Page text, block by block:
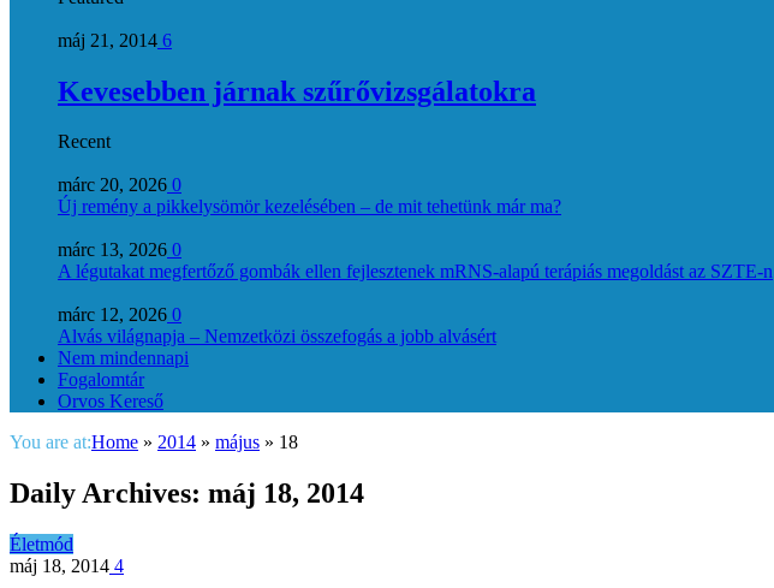
máj 21, 2014 6
Kevesebben járnak szűrővizsgálatokra
Recent
márc 20, 2026 0
Új remény a pikkelysömör kezelésében – de mit tehetünk már ma?
márc 13, 2026 0
A légutakat megfertőző gombák ellen fejlesztenek mRNS-alapú terápiás megoldást az SZTE-n
márc 12, 2026 0
Alvás világnapja – Nemzetközi összefogás a jobb alvásért
Nem mindennapi
Fogalomtár
Orvos Kereső
You are at:Home » 2014 » május » 18
Daily Archives: máj 18, 2014
Életmód
máj 18, 2014 4